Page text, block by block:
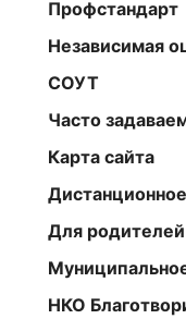
Профстандарт
Независимая
СОУТ
Часто
Карта сайта
Для родителей
НКО